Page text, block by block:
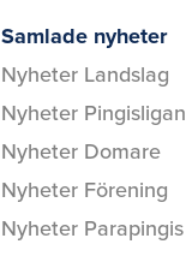
Samlade nyheter
Nyheter Landslag
Nyheter Pingisligan
Nyheter Domare
Nyheter Förening
Nyheter Parapingis